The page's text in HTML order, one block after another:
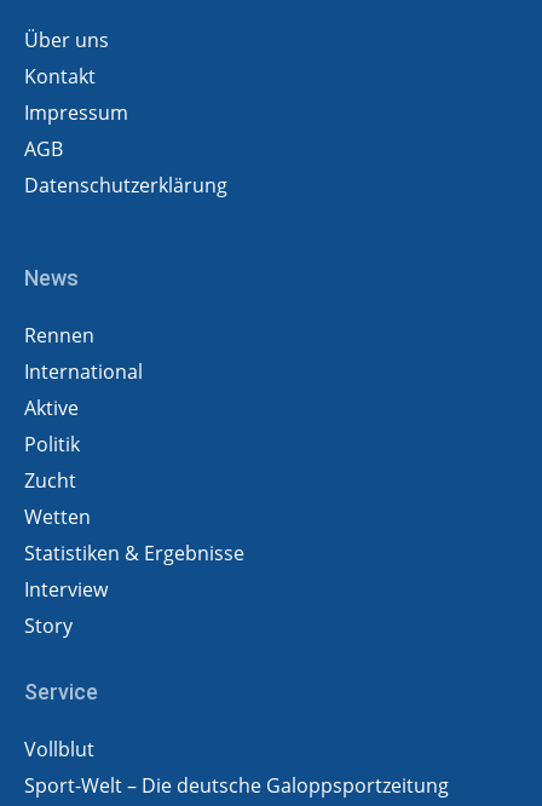
Über uns
Kontakt
Impressum
AGB
Datenschutzerklärung
News
Rennen
International
Aktive
Politik
Zucht
Wetten
Statistiken & Ergebnisse
Interview
Story
Service
Vollblut
Sport-Welt – Die deutsche Galoppsportzeitung